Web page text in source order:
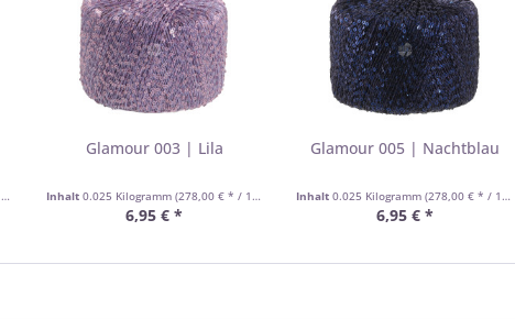
Glamour 003 | Lila
Inhalt 0.025 Kilogramm (278,00 € * / 1 Kilogramm)
6,95 € *
Glamour 005 | Nachtblau
Inhalt0.025 Kilogramm(278,00 € * / 1 Kilogramm)
6,95 € *